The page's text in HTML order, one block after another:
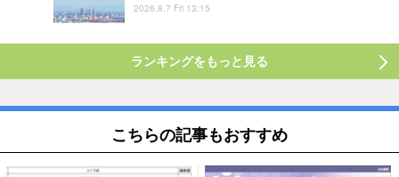
2026.8.7 Fri 13:15
ランキングをもっと見る
こちらの記事もおすすめ